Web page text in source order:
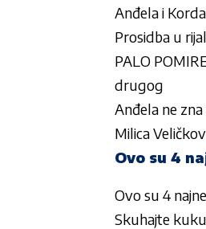
Anđela i
Prosidba u
PALO
drugog
Anđela ne
Milica
Ovo su 4
Ovo su 4
Skuhajte